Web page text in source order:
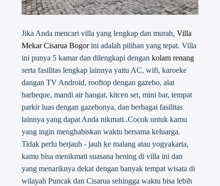
Jika Anda mencari villa yang lengkap dan murah, Villa
Mekar Cisarua Bogorini adalah pilihan yang tepat. Villa
ini punya 5 kamar dan dilengkapi dengan kolam renang
serta fasilitas lengkap lainnya yaitu AC, wifi, karoeke
dangan TV Android, rooftop dengan gazebo, alat
barbeque, mandi air hangat, kitcen set, mini bar, tempat
parkir luas dengan gazebonya, dan berbagai fasilitas
lainnya yang dapat Anda nikmati..Cocok untuk kamu
yang ingin menghabiskan waktu bersama keluarga.
Tidak perlu berjauh - jauh ke malang atau yogyakarta,
kamu bisa menikmati suasana hening di villa ini dan
yang menariknya dekat dengan banyak tempat wisata di
wilayah Puncak dan Cisarua sehingga waktu bisa lebih